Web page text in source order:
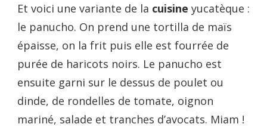
Et voici une variante de la cuisine yucatèque :
le panucho. On prend une tortilla de maïs
épaisse, on la frit puis elle est fourrée de
purée de haricots noirs. Le panucho est
ensuite garni sur le dessus de poulet ou
dinde, de rondelles de tomate, oignon
mariné, salade et tranches d’avocats. Miam !